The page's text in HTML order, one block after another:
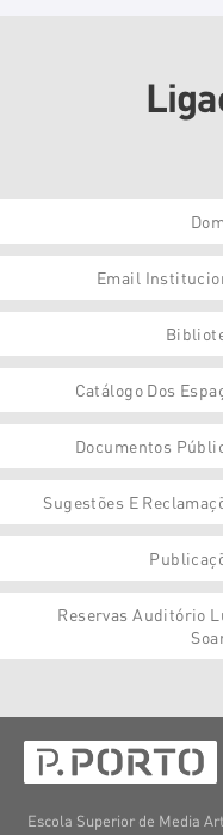
Email
Catálogo Dos
Documentos
Sugestões E
Reservas Auditório
Escola Superior de Media